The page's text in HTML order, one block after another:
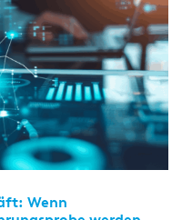
Wenn